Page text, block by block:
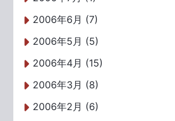
2006年6月 (7)
2006年5月 (5)
2006年4月 (15)
2006年3月 (8)
2006年2月 (6)